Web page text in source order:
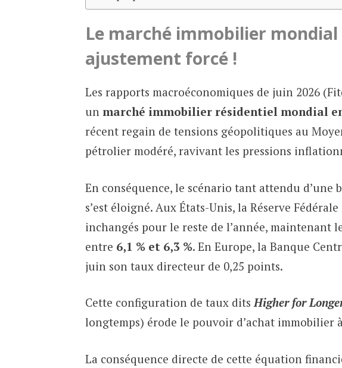
Le marché immobilier mondial
ajustement forcé !
Les rapports macroéconomiques de juin 2026
un marché immobilier résidentiel mondial
récent regain de tensions géopolitiques au
pétrolier modéré, ravivant les pressions
En conséquence, le scénario tant attendu d’une
s’est éloigné. Aux États-Unis, la Réserve
inchangés pour le reste de l’année, maintenant
entre 6,1 % et 6,3 %. En Europe, la Banque
juin son taux directeur de 0,25 points.
Cette configuration de taux ditsHigher for
longtemps) érode le pouvoir d’achat immobilier
La conséquence directe de cette équation